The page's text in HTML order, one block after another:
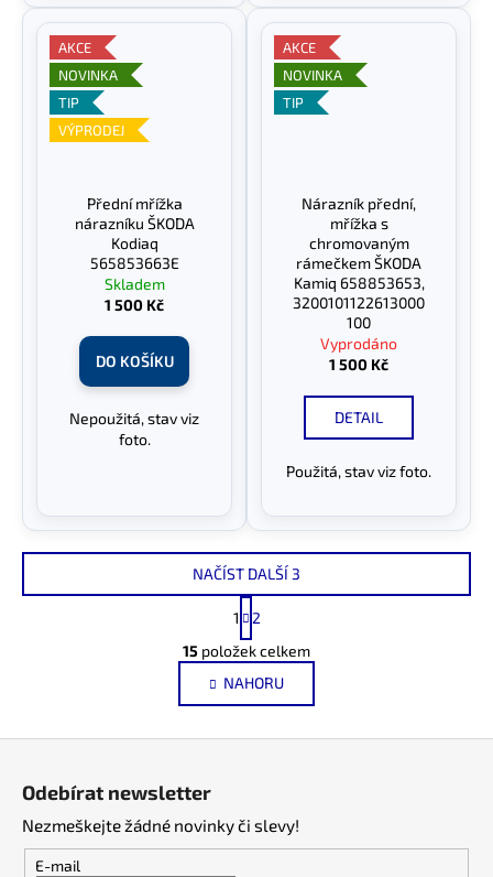
AKCE
NOVINKA
TIP
VÝPRODEJ
Přední mřížka
nárazníku ŠKODA
Kodiaq
565853663E
Skladem
1 500 Kč
DO KOŠÍKU
Nepoužitá, stav viz
foto.
AKCE
NOVINKA
TIP
Nárazník přední,
mřížka s
chromovaným
rámečkem ŠKODA
Kamiq 658853653,
3200101122613000
100
Vyprodáno
1 500 Kč
DETAIL
Použitá, stav viz foto.
O
v
l
á
d
p
r
NAČÍST DALŠÍ 3
S
t
r
á
n
k
í
1
2
15 položek celkem
NAHORU
Odebírat newsletter
Nezmeškejte žádné novinky či slevy!
E-mail